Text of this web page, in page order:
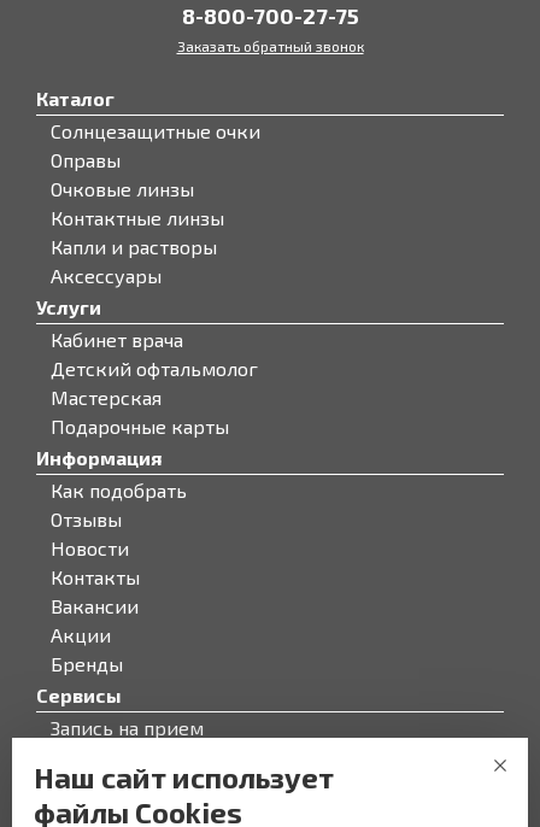
8-800-700-27-75
Заказать обратный звонок
Каталог
Солнцезащитные очки
Оправы
Очковые линзы
Контактные линзы
Капли и растворы
Аксессуары
Услуги
Кабинет врача
Детский офтальмолог
Мастерская
Подарочные карты
Информация
Как подобрать
Отзывы
Новости
Контакты
Вакансии
Акции
Бренды
Сервисы
Запись на прием
О компании
О компании
Наш сайт использует
файлы Cookies